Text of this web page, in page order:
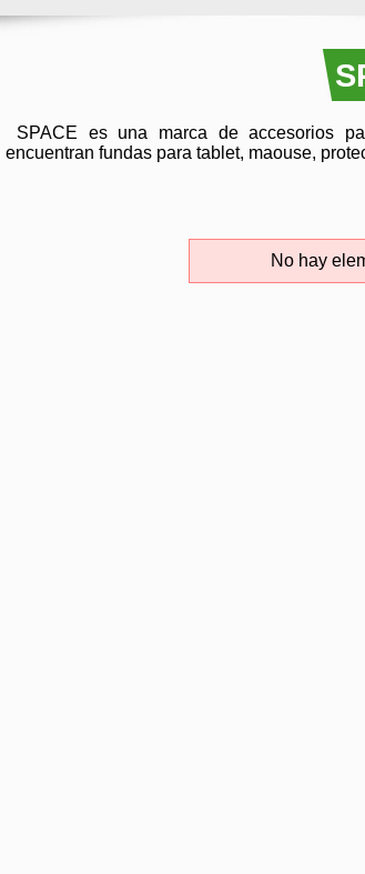
SPACE es una marca de accesorios
encuentran fundas para tablet, maouse,
No hay